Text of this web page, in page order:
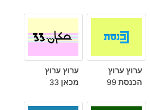
ערוץ ערוץ
הכנסת 99
ערוץ ערוץ
מכאן 33